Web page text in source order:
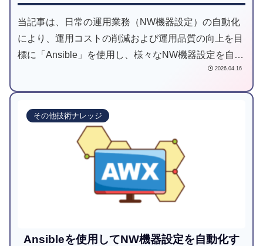
当記事は、日常の運用業務（NW機器設定）の自動化
により、運用コストの削減および運用品質の向上を目
標に「Ansible」を使用し、様々なNW機器設定を自動
2026.04.16
その他技術ナレッジ
Ansibleを使用してNW機器設定を自動化す